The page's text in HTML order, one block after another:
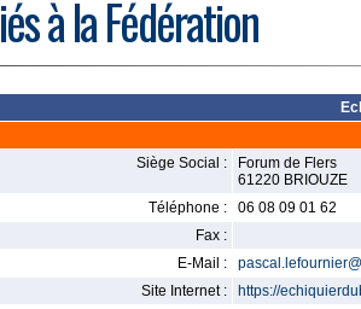
à la Fédération
Siège Social :
Forum de Flers
61220 BRIOUZE
Téléphone :
06 08 09 01 62
Fax :
E-Mail :
Site Internet :
https://